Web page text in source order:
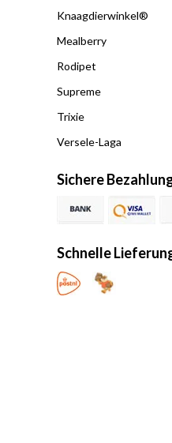
Knaagdierwinkel®
Mealberry
Rodipet
Supreme
Trixie
Versele-Laga
Sichere
Schnelle